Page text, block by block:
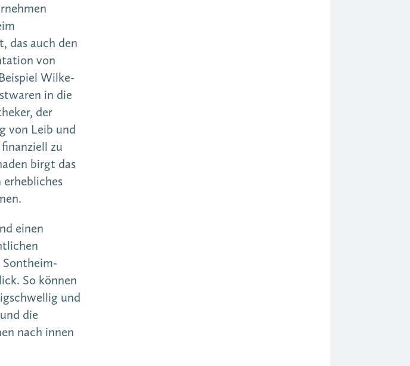
das auch den
von
Wilke-
in die
der
von Leib und
zu
birgt das
erhebliches
einen
Sontheim-
So können
und
die
nach innen